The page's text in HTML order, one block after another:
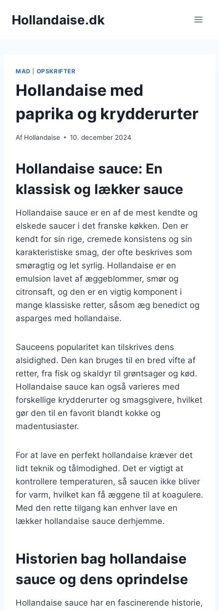
Hollandaise.dk
MAD OPSKRIFTER
Hollandaise med
paprika og krydderurter
Af Hollandaise 10. december 2024
Hollandaise sauce: En
klassisk og lækker sauce
Hollandaise sauce er en af de mest kendte og
elskede saucer i det franske køkken. Den er
kendt for sin rige, cremede konsistens og sin
karakteristiske smag, der ofte beskrives som
smøragtig og let syrlig. Hollandaise er en
emulsion lavet af æggeblommer, smør og
citronsaft, og den er en vigtig komponent i
mange klassiske retter, såsom æg benedict og
asparges med hollandaise.
Sauceens popularitet kan tilskrives dens
alsidighed. Den kan bruges til en bred vifte af
retter, fra fisk og skaldyr til grøntsager og kød.
Hollandaise sauce kan også varieres med
forskellige krydderurter og smagsgivere, hvilket
gør den til en favorit blandt kokke og
madentusiaster.
For at lave en perfekt hollandaise kræver det
lidt teknik og tålmodighed. Det er vigtigt at
kontrollere temperaturen, så saucen ikke bliver
for varm, hvilket kan få æggene til at koagulere.
Med den rette tilgang kan enhver lave en
lækker hollandaise sauce derhjemme.
Historien bag hollandaise
sauce og dens oprindelse
Hollandaise sauce har en fascinerende historie,